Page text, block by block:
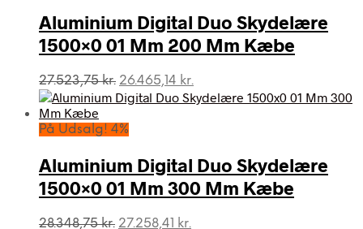
Aluminium Digital Duo Skydelære
1500×0 01 Mm 200 Mm Kæbe
27.523,75kr. Den
oprindelige
var:
26.465,14 kr.
aktuelle
På Udsalg! 4%
Aluminium Digital Duo Skydelære
1500×0 01 Mm 300 Mm Kæbe
28.348,75kr. Den
27.258,41 kr.